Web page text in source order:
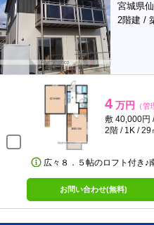
宮城県
2階建 /
4 万円 （
敷 40,000円
2階 / 1K / 29
広々８．５帖のロフト付き♪
お問い合わせ(無料)